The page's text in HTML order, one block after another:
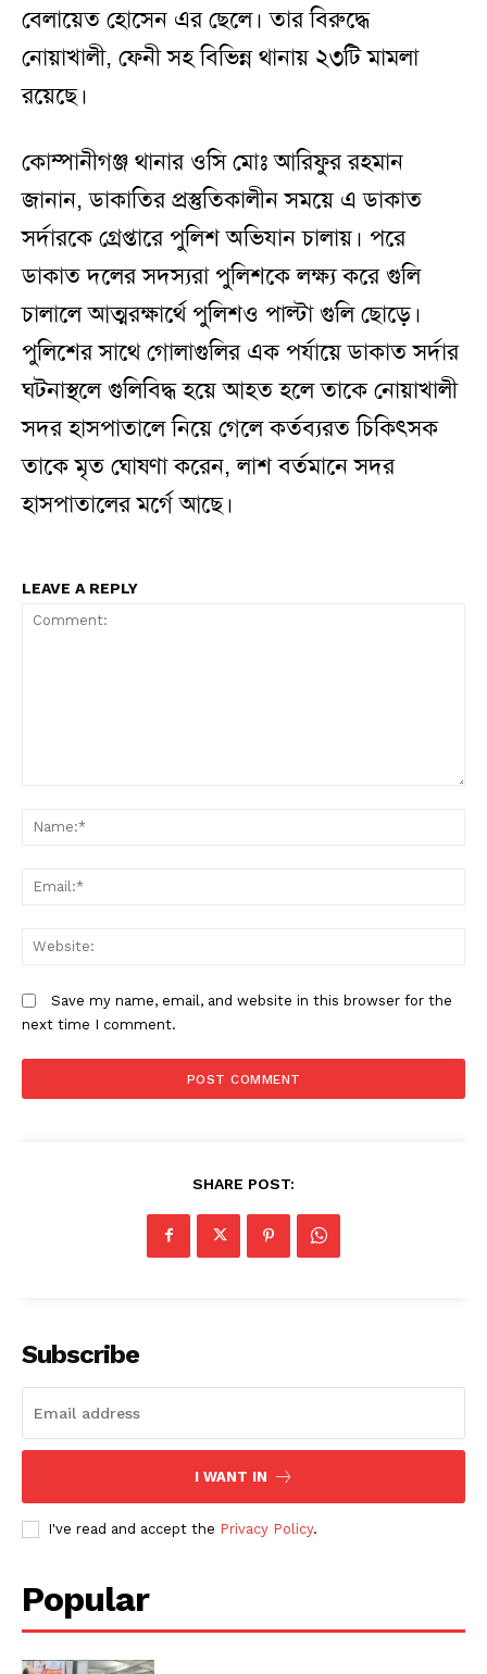
বেলায়েত হোসেন এর ছেলে। তার বিরুদ্ধে
নোয়াখালী, ফেনী সহ বিভিন্ন থানায় ২৩টি মামলা
রয়েছে।
কোম্পানীগঞ্জ থানার ওসি মোঃ আরিফুর রহমান
জানান, ডাকাতির প্রস্তুতিকালীন সময়ে এ ডাকাত
সর্দারকে গ্রেপ্তারে পুলিশ অভিযান চালায়। পরে
ডাকাত দলের সদস্যরা পুলিশকে লক্ষ্য করে গুলি
চালালে আত্মরক্ষার্থে পুলিশও পাল্টা গুলি ছোড়ে।
পুলিশের সাথে গোলাগুলির এক পর্যায়ে ডাকাত সর্দার
ঘটনাস্থলে গুলিবিদ্ধ হয়ে আহত হলে তাকে নোয়াখালী
সদর হাসপাতালে নিয়ে গেলে কর্তব্যরত চিকিৎসক
তাকে মৃত ঘোষণা করেন, লাশ বর্তমানে সদর
হাসপাতালের মর্গে আছে।
LEAVE A REPLY
Save my name, email, and website in this browser for the
next time I comment.
SHARE POST:
Subscribe
I WANT IN
I've read and accept the Privacy Policy.
Popular